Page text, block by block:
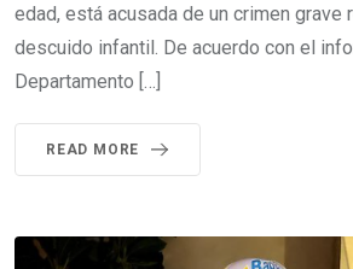
edad, está acusada de un crimen grave
descuido infantil. De acuerdo con el
Departamento […]
READ MORE